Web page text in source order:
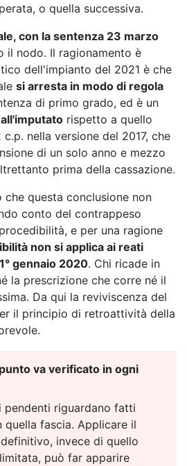
o quella successiva.
con la sentenza 23 marzo
il nodo. Il ragionamento è
dell'impianto del 2021 è che
si arresta in modo di regola
di primo grado, ed è un
rispetto a quello
nella versione del 2017, che
di un solo anno e mezzo
prima della cassazione.
questa conclusione non
conto del contrappeso
e per una ragione
non si applica ai reati
gennaio 2020. Chi ricade in
la prescrizione che corre né il
Da qui la reviviscenza del
il principio di retroattività della
va verificato in ogni
riguardano fatti
fascia. Applicare il
invece di quello
può far apparire